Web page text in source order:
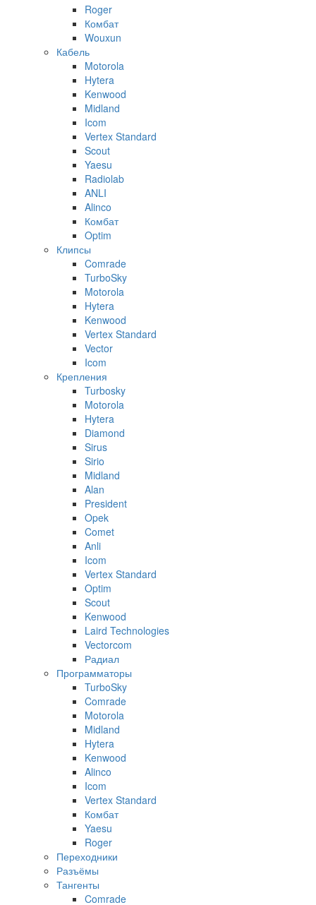
Roger
Комбат
Wouxun
Кабель
Motorola
Hytera
Kenwood
Midland
Icom
Vertex Standard
Scout
Yaesu
Radiolab
ANLI
Alinco
Комбат
Optim
Клипсы
Comrade
TurboSky
Motorola
Hytera
Kenwood
Vertex Standard
Vector
Icom
Крепления
Turbosky
Motorola
Hytera
Diamond
Sirus
Sirio
Midland
Alan
President
Opek
Comet
Anli
Icom
Vertex Standard
Optim
Scout
Kenwood
Laird Technologies
Vectorcom
Радиал
Программаторы
TurboSky
Comrade
Motorola
Midland
Hytera
Kenwood
Alinco
Icom
Vertex Standard
Комбат
Yaesu
Roger
Переходники
Разъёмы
Тангенты
Comrade